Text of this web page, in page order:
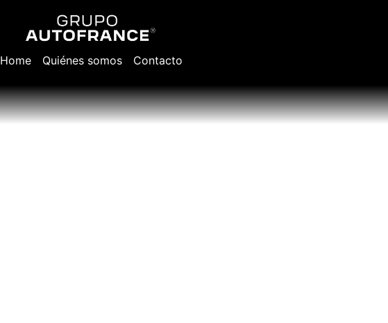
Home Quiénes somos Contacto